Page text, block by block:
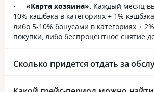
«Карта хозяина». Каждый месяц
10% кэшбэка в категориях + 1%
либо 5-10% бонусами в категориях +
покупки, либо беспроцентное снятие
Сколько придется отдать за